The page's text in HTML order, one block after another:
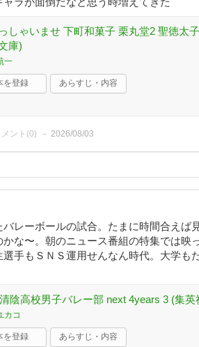
しゃいませ 下町和菓子 栗丸堂2 聖徳太
庫)
一
を登録 あらすじ・内容
メント(0) 2026/08/03
レーボールの試合。たまに時間合えば
かな〜。朝のニュース番組の特集では映
手もＳＮＳ運用せんなん時代。大学も
陰高校男子バレー部 next 4years 3 (集英
カコ
を登録 あらすじ・内容